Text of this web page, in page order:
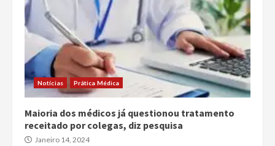
Notícias Prática Médica
Maioria dos médicos já questionou tratamento
receitado por colegas, diz pesquisa
Janeiro 14, 2024